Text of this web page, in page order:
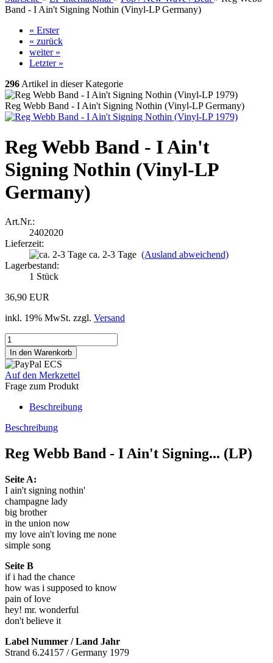
Band - I Ain't Signing Nothin (Vinyl-LP Germany)
« Erster
« zurück
weiter »
Letzter »
296Artikel in dieser Kategorie
Reg Webb Band - I Ain't Signing Nothin (Vinyl-LP Germany)
Reg Webb Band - I Ain't
Signing Nothin (Vinyl-LP
Germany)
Art.Nr.:
2402020
Lieferzeit:
ca. 2-3 Tage (Ausland abweichend)
Lagerbestand:
1 Stück
36,90 EUR
inkl. 19% MwSt. zzgl. Versand
Auf den Merkzettel
Frage zum Produkt
Beschreibung
Beschreibung
Reg Webb Band - I Ain't Signing... (LP)
Seite A:
I ain't signing nothin'
champagne lady
big brother
in the union now
my love ain't loving me none
simple song
Seite B
if i had the chance
how was i supposed to know
pain of love
hey! mr. wonderful
don't believe it
Label Nummer / Land Jahr
Strand 6.24157 / Germany 1979